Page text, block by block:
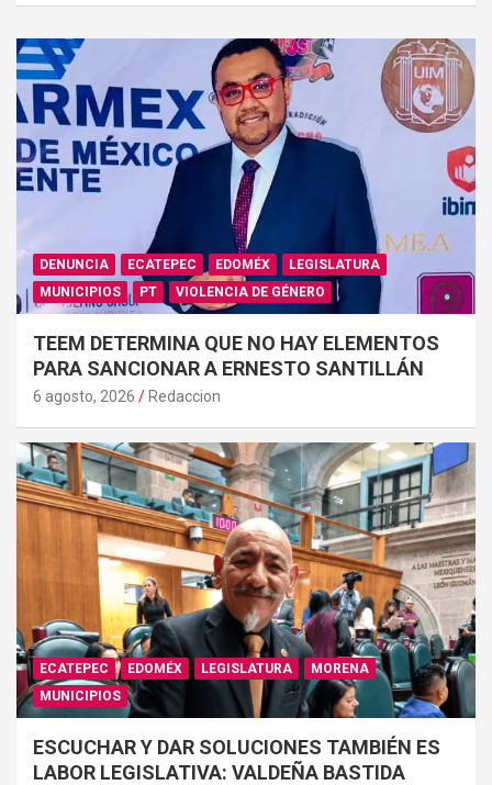
DENUNCIA ECATEPEC EDOMÉX
LEGISLATURA
MUNICIPIOS
PT VIOLENCIA DE GÉNERO
TEEM DETERMINA QUE NO HAY ELEMENTOS
PARA SANCIONAR A ERNESTO SANTILLÁN
6 agosto, 2026 Redaccion
ECATEPEC EDOMÉX LEGISLATURA
MORENA
MUNICIPIOS
ESCUCHAR Y DAR SOLUCIONES TAMBIÉN ES
LABOR LEGISLATIVA: VALDEÑA BASTIDA